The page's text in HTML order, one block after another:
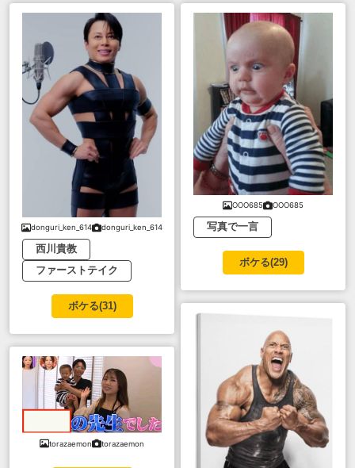
donguri_ken_614 donguri_ken_614
西川貴教
ファーストテイク
ボケる(31)
torazaemon torazaemon
OOO685 OOO685
写真で一言
ボケる(29)